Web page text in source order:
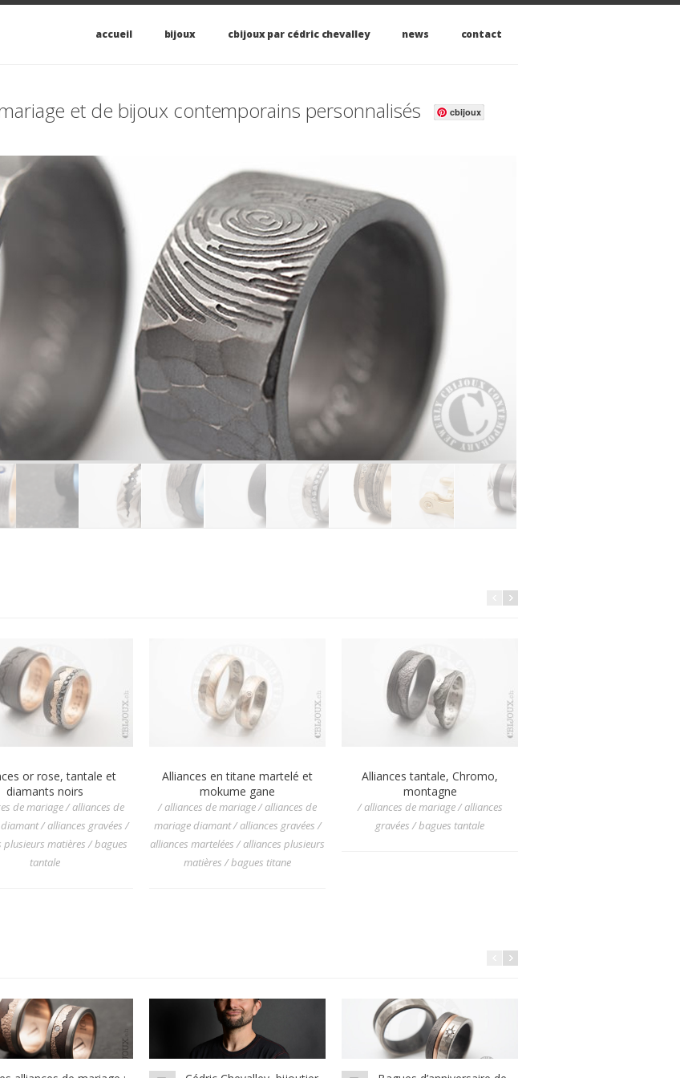
accueil bijoux cbijoux par cédric chevalley news contact
et de bijoux contemporains personnalisés cbijoux
or rose, tantale et
diamants noirs
de mariage / alliances de
/ alliances gravées /
plusieurs matières / bagues
tantale
Alliances en titane martelé et
mokume gane
/ alliances de mariage / alliances de
mariage diamant / alliances gravées /
alliances martelées / alliances plusieurs
matières / bagues titane
Alliances tantale, Chromo,
montagne
/ alliances de mariage / alliances
gravées / bagues tantale